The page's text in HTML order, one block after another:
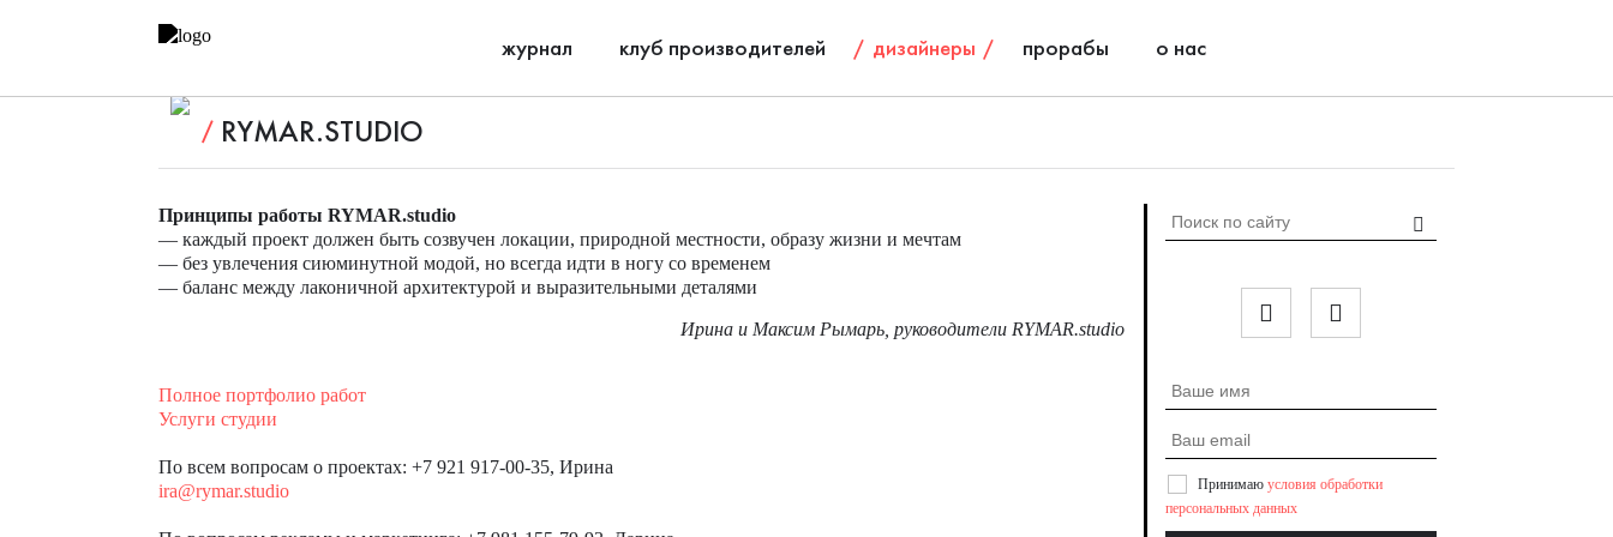
журнал клуб производителей дизайнеры прорабы о нас
RYMAR.STUDIO
Принципы работы RYMAR.studio
— каждый проект должен быть созвучен локации, природной местности, образу жизни и мечтам
— без увлечения сиюминутной модой, но всегда идти в ногу со временем
— баланс между лаконичной архитектурой и выразительными деталями
Ирина и Максим Рымарь, руководители RYMAR.studio
Полное портфолио работ
Услуги студии
По всем вопросам о проектах: +7 921 917-00-35, Ирина
ira@rymar.studio
Принимаю условия обработки
персональных данных